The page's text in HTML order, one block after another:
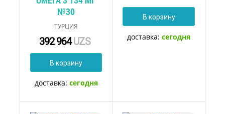
№30
ТУРЦИЯ
392 964UZS
В корзину
доставка: сегодня
В корзину
доставка:сегодня